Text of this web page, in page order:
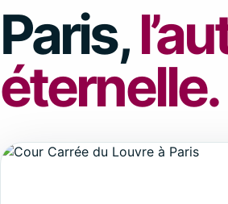
Paris,
éternelle.